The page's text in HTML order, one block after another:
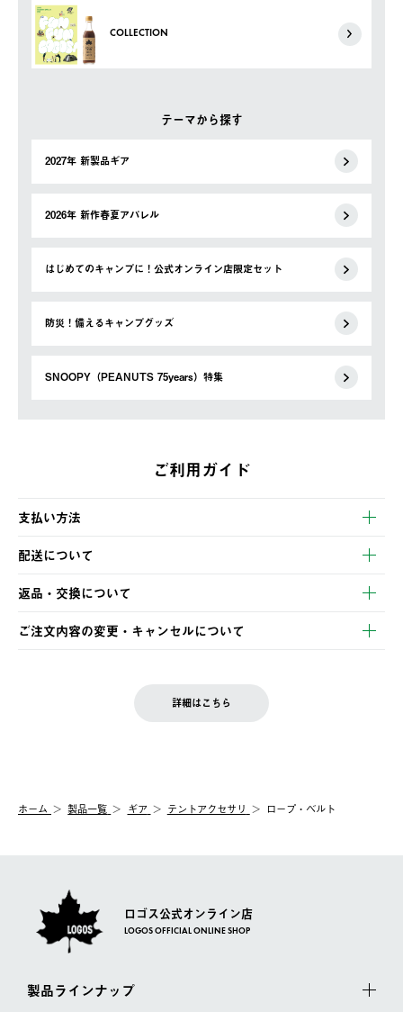
COLLECTION
テーマから探す
2027年 新製品ギア
2026年 新作春夏アパレル
はじめてのキャンプに！公式オンライン店限定セット
防災！備えるキャンプグッズ
SNOOPY（PEANUTS 75years）特集
ご利用ガイド
支払い方法
以下のいずれかの方法でお支払いいただけます。
・クレジットカード決済
・コンビニ決済
・Pay-easy決済
配送について
【発送スケジュール】
ご注文・ご入金完了より2営業日以内に商品を発送いたします。
土日祝の発送はございませんので、木曜日以降のご注文は週明け
の発送となる場合がございます。
【配送業者】
佐川急便にて配送されます。
返品・交換について
※お客様都合の場合
お客様都合の返品にかかる送料は、お客様ご負担とさせていただ
一度お手元の商品を返品いただき、ご希望商品を再注文してくだ
ご注文内容の変更・キャンセルについて
LOGOS FAMILY会員の方は、会員マイページ内 購入履歴画面に
詳細はこちら
ホーム 製品一覧 ギア テントアクセサリ ロープ・ベルト
ロゴス公式オンライン店
LOGOS OFFICIAL ONLINE SHOP
製品ラインナップ